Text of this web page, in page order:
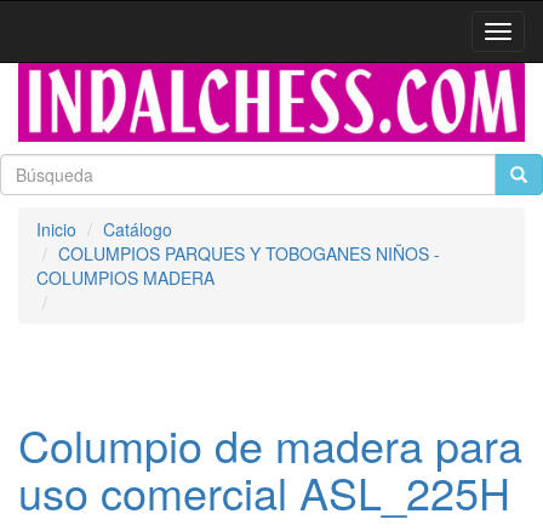
Inicio
Catálogo
COLUMPIOS PARQUES Y TOBOGANES NIÑOS -
COLUMPIOS MADERA
Columpio de madera para
uso comercial ASL_225H